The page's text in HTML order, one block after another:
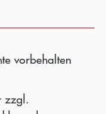
vorbehalten
zzgl.